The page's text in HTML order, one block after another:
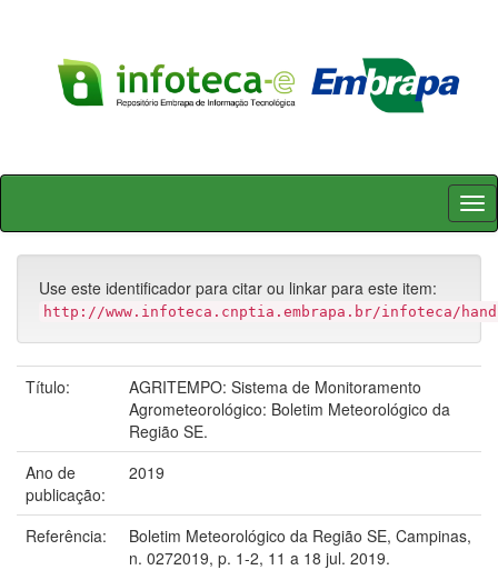
Skip
Use este identificador para citar ou linkar para este item:
http://www.infoteca.cnptia.embrapa.br/infoteca/
Título:
AGRITEMPO: Sistema de Monitoramento
Agrometeorológico: Boletim Meteorológico da
Região SE.
Ano de
publicação:
2019
Referência:
Boletim Meteorológico da Região SE, Campinas,
n. 0272019, p. 1-2, 11 a 18 jul. 2019.